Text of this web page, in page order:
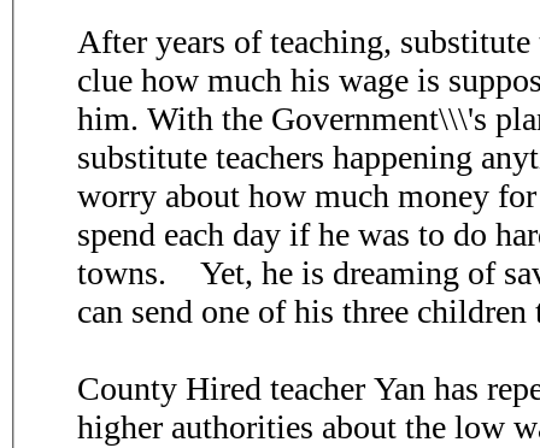
After years of teaching,
clue how much his wage is
him. With the Government\\\'s
substitute teachers happening
worry about how much money
spend each day if he was to do
towns. Yet, he is dreaming of
can send one of his three children
County Hired teacher Yan has
higher authorities about the low